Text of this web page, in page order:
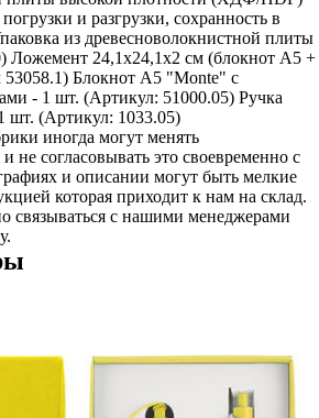
и разгрузки, сохранность в
из древесноволокнистной плиты
Ложемент 24,1х24,1х2 см (блокнот А5 +
Блокнот A5 "Monte" с
- 1 шт. (Артикул: 51000.05) Ручка
шт. (Артикул: 1033.05)
иногда могут менять
не согласовывать это своевременно с
и описании могут быть мелкие
которая приходит к нам на склад.
связываться с нашими менеджерами